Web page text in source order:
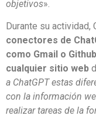
objetivos».
Durante su actividad,
conectores de
como Gmail o Github
cualquier sitio web
a ChatGPT estas
con la información
realizar tareas de la